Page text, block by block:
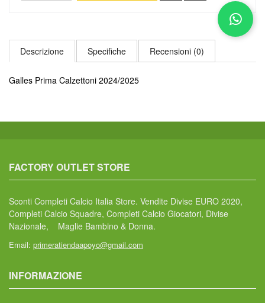
Descrizione Specifiche Recensioni (0)
Galles Prima Calzettoni 2024/2025
FACTORY OUTLET STORE
Sconti Completi Calcio Italia Store. Vendite Divise EURO 2020,
Completi Calcio Squadre, Completi Calcio Giocatori, Divise
Nazionale, Maglie Bambino & Donna.
Email: primeratiendaapoyo@gmail.com
INFORMAZIONE